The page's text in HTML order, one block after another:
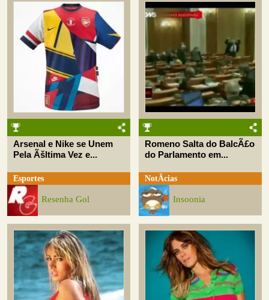
Arsenal e Nike se Unem
Pela Ãšltima Vez e...
Esportes
Resenha Gol
Romeno Salta do BalcÃ£o
do Parlamento em...
NotÃ­cias
Insoonia